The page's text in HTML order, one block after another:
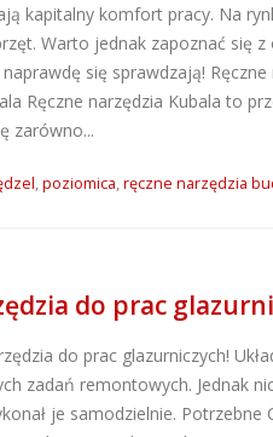
kapitalny komfort pracy. Na
Warto jednak zapoznać się
się sprawdzają! Ręczne
Ręczne narzędzia Kubala to
zarówno...
,poziomica,ręczne narzędzia
do prac
do prac glazurniczych!
zadań remontowych. Jednak
je samodzielnie. Potrzebne
wybrać
Soudal?
Go i
ATLAS
montażu
2026-07-27
–